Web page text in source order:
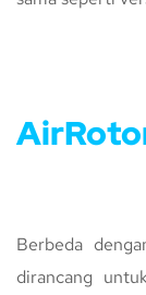
Berbeda
dirancang